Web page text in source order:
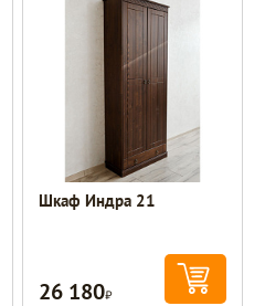
Шкаф Индра 21
26 180Р